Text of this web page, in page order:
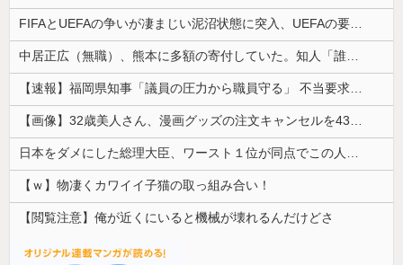
FIFAとUEFAの争いが凄まじい泥沼状態に突入、UEFAの要求を呑んだFIFAだったがUEFA側は強硬姿勢を崩さず……
中居正広（無職）、熊本に多額の寄付していた。知人「誰にも知られなくてもいい、と公表してない」
【速報】福岡県知事「議員の圧力から職員守る」 不当要求防止の条例策定へ
【画像】32歳美人さん、漫画グッズの注文キャンセルを43億円分繰り返しまくり逮捕
日本をダメにした総理大臣、ワースト１位が同点でこの人ｗｗｗｗｗｗ
【ｗ】物凄くカワイイ子猫の取っ組み合い！
【閲覧注意】俺が近くにいると機械が壊れるんだけどさ